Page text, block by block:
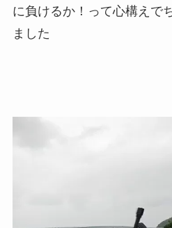
に負けるか！って心構えで
ました